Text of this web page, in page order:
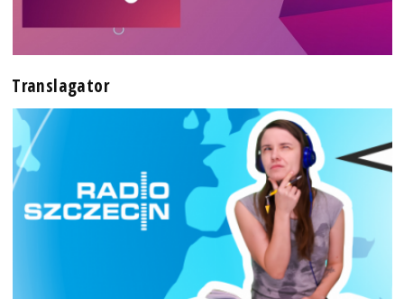
Translagator